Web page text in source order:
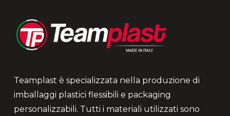
Teamplast è specializzata nella produzione di
imballaggi plastici flessibili e packaging
personalizzabili. Tutti i materiali utilizzati sono